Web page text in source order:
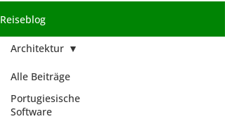
Reiseblog
Alle Beiträge
Portugiesische
Software
Architektur
Architektur